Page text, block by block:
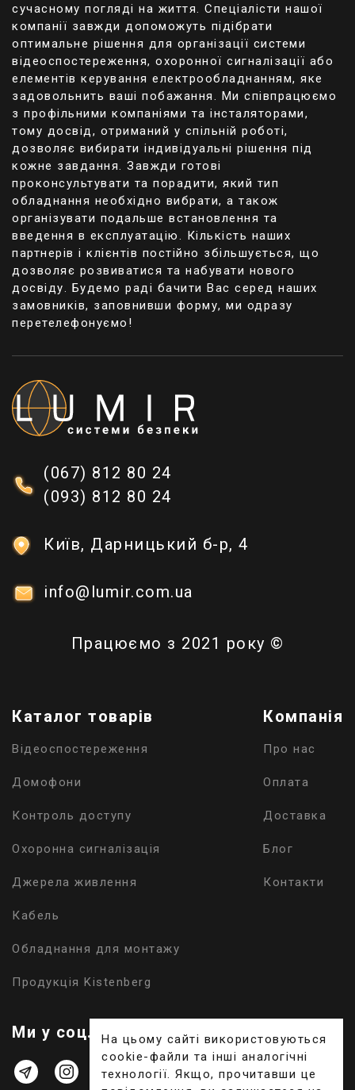
сучасному погляді на життя. Спеціалісти нашої
компанії завжди допоможуть підібрати
оптимальне рішення для організації системи
відеоспостереження, охоронної сигналізації або
елементів керування електрообладнанням, яке
задовольнить ваші побажання. Ми співпрацюємо
з профільними компаніями та інсталяторами,
тому досвід, отриманий у спільній роботі,
дозволяє вибирати індивідуальні рішення під
кожне завдання. Завжди готові
проконсультувати та порадити, який тип
обладнання необхідно вибрати, а також
організувати подальше встановлення та
введення в експлуатацію. Кількість наших
партнерів і клієнтів постійно збільшується, що
дозволяє розвиватися та набувати нового
досвіду. Будемо раді бачити Вас серед наших
замовників, заповнивши форму, ми одразу
перетелефонуємо!
(067) 812 80 24
(093) 812 80 24
Київ, Дарницький б-р, 4
info@lumir.com.ua
Працюємо з 2021 року ©
Каталог товарів
Відеоспостереження
Домофони
Контроль доступу
Охоронна сигналізація
Джерела живлення
Кабель
Обладнання для монтажу
Продукція Kistenberg
Компанія
Про нас
Оплата
Доставка
Блог
Контакти
Ми у соц. мережах:На цьому сайті використовуються
cookie-файли та інші аналогічні
технології. Якщо, прочитавши це